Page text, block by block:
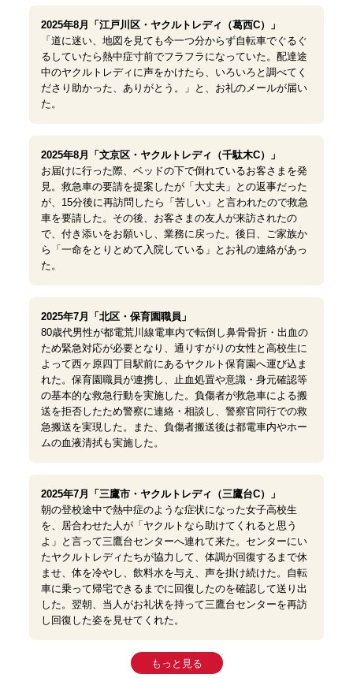
2025年8月「江戸川区・ヤクルトレディ（葛西C）」
「道に迷い、地図を見ても今一つ分からず自転車でぐるぐ
るしていたら熱中症寸前でフラフラになっていた。配達途
中のヤクルトレディに声をかけたら、いろいろと調べてく
ださり助かった、ありがとう。」と、お礼のメールが届い
た。
2025年8月「文京区・ヤクルトレディ（千駄木C）」
お届けに行った際、ベッドの下で倒れているお客さまを発
見。救急車の要請を提案したが「大丈夫」との返事だった
が、15分後に再訪問したら「苦しい」と言われたので救急
車を要請した。その後、お客さまの友人が来訪されたの
で、付き添いをお願いし、業務に戻った。後日、ご家族か
ら「一命をとりとめて入院している」とお礼の連絡があっ
た。
2025年7月「北区・保育園職員」
80歳代男性が都電荒川線電車内で転倒し鼻骨骨折・出血の
ため緊急対応が必要となり、通りすがりの女性と高校生に
よって西ヶ原四丁目駅前にあるヤクルト保育園へ運び込ま
れた。保育園職員が連携し、止血処置や意識・身元確認等
の基本的な救急行動を実施した。負傷者が救急車による搬
送を拒否したため警察に連絡・相談し、警察官同行での救
急搬送を実現した。また、負傷者搬送後は都電車内やホー
ムの血液清拭も実施した。
2025年7月「三鷹市・ヤクルトレディ（三鷹台C）」
朝の登校途中で熱中症のような症状になった女子高校生
を、居合わせた人が「ヤクルトなら助けてくれると思う
よ」と言って三鷹台センターへ連れて来た。センターにい
たヤクルトレディたちが協力して、体調が回復するまで休
ませ、体を冷やし、飲料水を与え、声を掛け続けた。自転
車に乗って帰宅できるまでに回復したのを確認して送り出
した。翌朝、当人がお礼状を持って三鷹台センターを再訪
し回復した姿を見せてくれた。
もっと見る